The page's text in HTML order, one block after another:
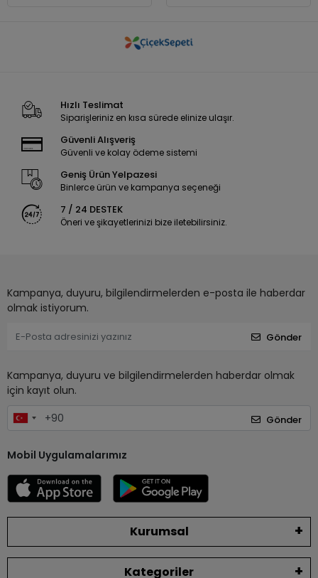
Hızlı Teslimat
Siparişleriniz en kısa sürede elinize ulaşır.
Güvenli Alışveriş
Güvenli ve kolay ödeme sistemi
Geniş Ürün Yelpazesi
Binlerce ürün ve kampanya seçeneği
7 / 24 DESTEK
Öneri ve şikayetlerinizi bize iletebilirsiniz.
Kampanya, duyuru, bilgilendirmelerden e-posta ile haberdar
olmak istiyorum.
Gönder
Kampanya, duyuru ve bilgilendirmelerden haberdar olmak
için kayıt olun.
Gönder
Mobil Uygulamalarımız
Kurumsal
Kategoriler